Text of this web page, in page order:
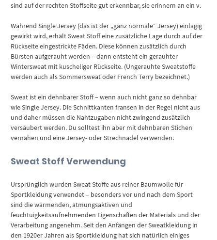
sind auf der rechten Stoffseite gut erkennbar, sie erinnern an ein v.
Während Single Jersey (das ist der „ganz normale“ Jersey) einlagig
gewirkt wird, erhält Sweat Stoff eine zusätzliche Lage durch auf der
Rückseite eingestrickte Fäden. Diese können zusätzlich durch
Bürsten aufgerauht werden – dann entsteht ein gerauhter
Wintersweat mit kuscheliger Rückseite. (Ungerauhte Sweatstoffe
werden auch als Sommersweat oder French Terry bezeichnet.)
Sweat ist ein dehnbarer Stoff – wenn auch nicht ganz so dehnbar
wie Single Jersey. Die Schnittkanten fransen in der Regel nicht aus
und daher müssen die Nahtzugaben nicht zwingend zusätzlich
versäubert werden. Du solltest ihn aber mit dehnbaren Stichen
vernähen und eine Jersey- oder Strechnadel verwenden.
Sweat Stoff Verwendung
Ursprünglich wurden Sweat Stoffe aus reiner Baumwolle für
Sportkleidung verwendet – besonders vor und nach dem Sport
sind die wärmenden, atmungsaktiven und
feuchtuigkeitsaufnehmenden Eigenschaften der Materials und der
Verarbeitung angenehm. Seit den Anfängen der Sweatkleidung in
den 1920er Jahren als Sportkleidung hat sich natürlich einiges